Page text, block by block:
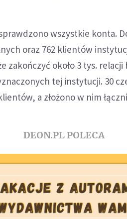
wszystkie konta.
oraz 762 klientów
zakończyć około 3 tys.
tej instytucji. 30
a złożono w nim
DEON.PL POLECA